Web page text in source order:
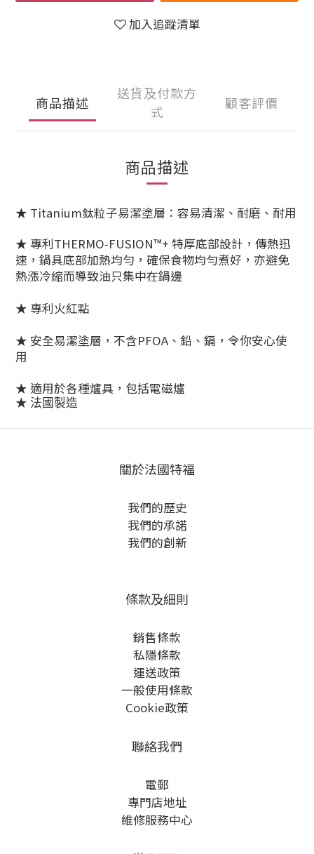
加入追蹤清單
商品描述
送貨及付款方
式
顧客評價
商品描述
★ Titanium鈦粒子易潔塗層：容易清潔、耐磨、耐用
★ 專利THERMO-FUSION™+ 特厚底部設計，傳熱迅
速，鍋具底部加熱均勻，確保食物均勻煮好，亦避免
熱漲冷縮而導致油只集中在鍋邊
★ 專利火紅點
★ 安全易潔塗層，不含PFOA、鉛、鎘，令你安心使
用
★ 適用於各種爐具，包括電磁爐
★ 法國製造
關於法國特福
我們的歷史
我們的承諾
我們的創新
條款及細則
銷售條款
私隱條款
運送政策
一般使用條款
Cookie政策
聯絡我們
電郵
專門店地址
維修服務中心